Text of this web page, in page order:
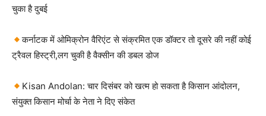
चुका है दुबई
कर्नाटक में ओमिक्रोन वैरिएंट से संक्रमित एक डॉक्टर तो दूसरे की नहीं कोई
ट्रैवल हिस्ट्री,लग चुकी है वैक्सीन की डबल डोज
Kisan Andolan: चार दिसंबर को खत्म हो सकता है किसान आंदोलन,
संयुक्त किसान मोर्चा के नेता ने दिए संकेत